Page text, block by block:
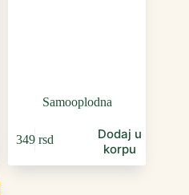
Samooplodna
349 rsd
Dodaj u
korpu